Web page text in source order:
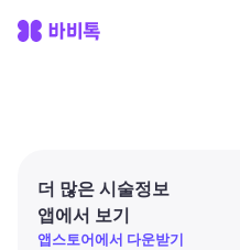
더 많은 시술정보
앱에서 보기
앱스토어에서 다운받기